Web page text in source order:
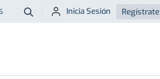
Buscar
Inicia Sesión Regístrate